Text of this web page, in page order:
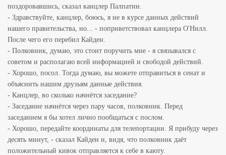
поздоровавшись, сказал канцлер Палпатин.
- Здравствуйте, канцлер, боюсь, я не в курсе данных действий
нашего правительства, но... - поприветствовал канцлера О'Нилл.
После чего его перебил Кайден.
- Полковник, думаю, это стоит поручить мне - я связывался с
советом и располагаю всей информацией и свободой действий.
- Хорошо, посол. Тогда думаю, вы можете отправиться в сенат и
объяснить нашим друзьям данные действия.
- Канцлер, во сколько начнётся заседание?
- Заседание начнётся через пару часов, полковник. Перед
заседанием я бы хотел лично пообщаться с послом.
- Хорошо, передайте координаты для телепортации. Я прибуду через
десять минут, - сказал Кайден и, видя, что полковник даёт
положительный кивок отправляется к себе в каюту.